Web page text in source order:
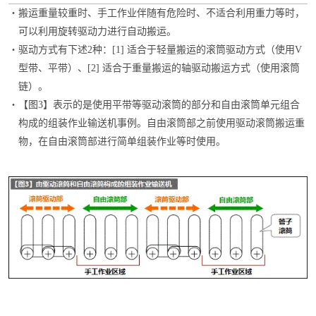
・ 搬运重量较重时、手工作业伴随有危险时、不适合利用重力等时，
可以利用旋转驱动力进行自动搬运。
・ 驱动方式有下述2种：[1] 适合于轻量搬运的滚筒驱动方式（使用V
型带、平带）、[2] 适合于重量搬运的轴驱动搬运方式（使用滚筒
链）。
・
【图3】表示的是使用平带等驱动滚筒的部分和自由滚筒单元组合
构成的组装作业输送机事例。自由滚筒部之前使用驱动滚筒搬运重
物，在自由滚筒部进行简单组装作业等时使用。